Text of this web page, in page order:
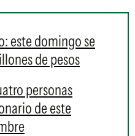
este domingo se
de pesos
personas
de este